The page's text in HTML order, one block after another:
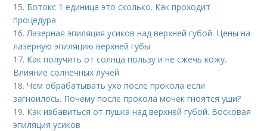
15. Ботокс 1 единица это сколько. Как проходит
процедура
16. Лазерная эпиляция усиков над верхней губой. Цены на
лазерную эпиляцию верхней губы
17. Как получить от солнца пользу и не сжечь кожу.
Влияние солнечных лучей
18.Чем обрабатывать ухо после прокола если
загноилось. Почему после прокола мочек гноятся уши?
19. Как избавиться от пушка над верхней губой. Восковая
эпиляция усиков